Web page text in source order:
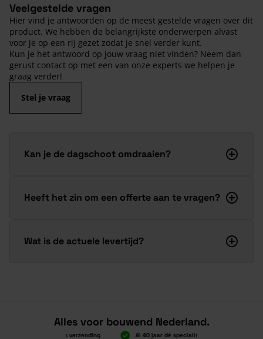
Veelgestelde vragen
Hier vind je antwoorden op de meest gestelde vragen over dit
product. We hebben de belangrijkste onderwerpen alvast
voor je op een rij gezet zodat je snel verder kunt.
Kun je het antwoord op jouw vraag niet vinden? Neem dan
gerust contact op met een van onze experts we helpen je
graag verder!
Stel je vraag
Kan je de dagschoot omdraaien?
Heeft het zin om een offerte aan te vragen?
Wat is de actuele levertijd?
Alles voor bouwend Nederland.
Boven 2.000 gratis verzending Al 40 jaar dé specialist